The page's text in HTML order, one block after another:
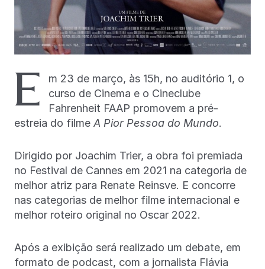
E
m 23 de março, às 15h, no auditório 1, o
curso de Cinema e o Cineclube
Fahrenheit FAAP promovem a pré-
estreia do filme A Pior Pessoa do Mundo.
Dirigido por Joachim Trier, a obra foi premiada
no Festival de Cannes em 2021 na categoria de
melhor atriz para Renate Reinsve. E concorre
nas categorias de melhor filme internacional e
melhor roteiro original no Oscar 2022.
Após a exibição será realizado um debate, em
formato de podcast, com a jornalista Flávia